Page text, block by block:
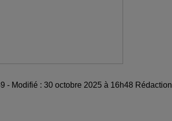
- Modifié : 30 octobre 2025 à 16h48 Rédaction